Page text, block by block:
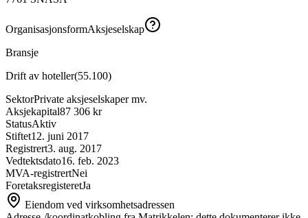
OrganisasjonsformAksjeselskap
Bransje
Drift av hoteller(55.100)
SektorPrivate aksjeselskaper mv.
Aksjekapital87 306 kr
StatusAktiv
Stiftet12. juni 2017
Registrert3. aug. 2017
Vedtektsdato16. feb. 2023
MVA-registrertNei
ForetaksregisteretJa
Eiendom ved virksomhetsadressen